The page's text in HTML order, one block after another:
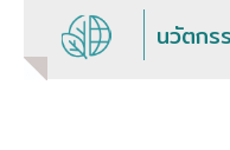
นวัตกร